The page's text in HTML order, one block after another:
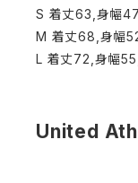
S 着丈63,身幅
M 着丈68,身幅
L 着丈72,身幅
United